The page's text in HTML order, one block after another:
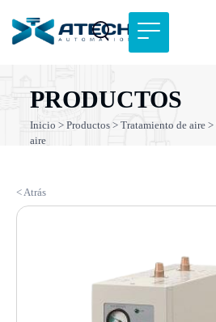
PRODUCTOS
Inicio > Productos > Tratamiento de aire >
aire
< Atrás